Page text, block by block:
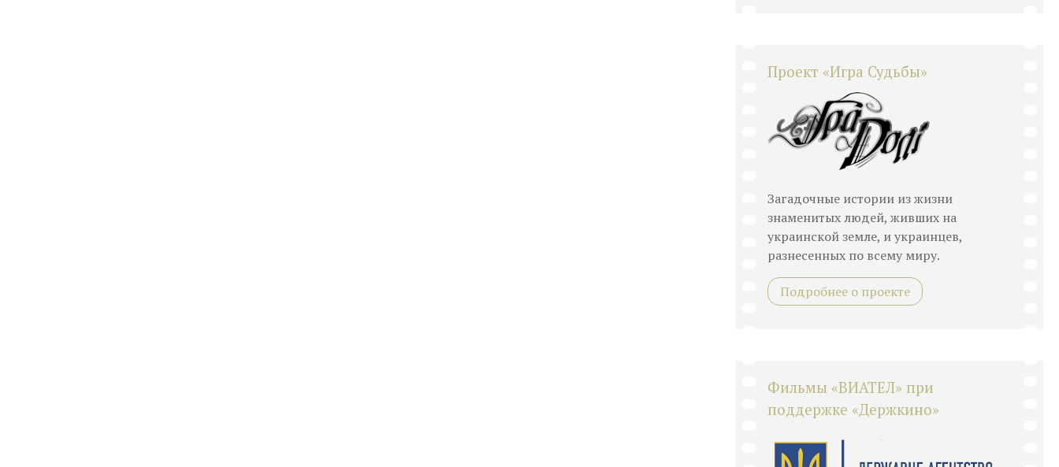
Проект «Игра Судьбы»
Загадочные истории из жизни
знаменитых людей, живших на
украинской земле, и украинцев,
разнесенных по всему миру.
Подробнее о проекте
Фильмы «ВИАТЕЛ» при
поддержке «Держкино»